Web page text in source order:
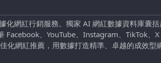
化網紅行銷服務。獨家 AI 網紅數據資料庫囊括
Facebook、YouTube、Instagram、TikTok、X
化網紅推薦，用數據打造精準、卓越的成效型